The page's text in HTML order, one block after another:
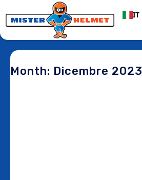
IT
Month: Dicembre 2023